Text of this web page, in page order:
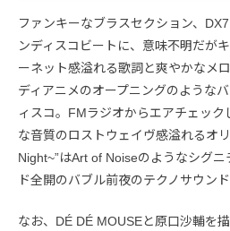
ファンキーなブラスセクション、
ンディスコビートに、意味不明だが
ーネット感溢れる歌詞と爽やかなメ
ディアニメのオープニングのような
ィスコ。FMラジオからエアチェック
な音質のロストウェイヴ感溢れるオ
Night~”はArt of Noiseのようなシグ
ド全開のバブル前夜のテクノサウン
なお、DÉ DÉ MOUSEと原口沙輔を